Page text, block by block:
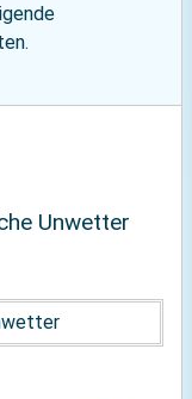
Unwetter